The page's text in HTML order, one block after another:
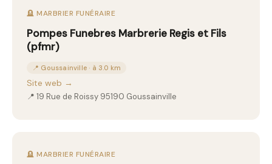
🪦 MARBRIER FUNÉRAIRE
Pompes Funebres Marbrerie Regis et Fils
(pfmr)
📍 Goussainville · à 3.0 km
Site web →
📍 19 Rue de Roissy 95190 Goussainville
🪦 MARBRIER FUNÉRAIRE